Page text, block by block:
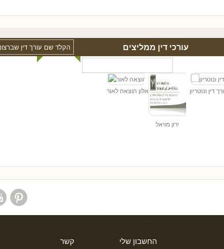
עורכי דין ממליצים
אלון הוצאה לאור
ירון מויאל
דין ונוטריון
קשר החשבון שלי